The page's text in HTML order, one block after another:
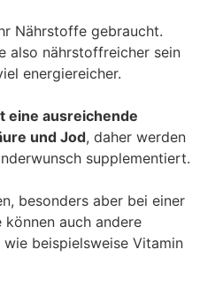
Nährstoffe gebraucht.
also nährstoffreicher sein
energiereicher.
eine ausreichende
und Jod, daher werden
supplementiert.
besonders aber bei einer
können auch andere
beispielsweise Vitamin